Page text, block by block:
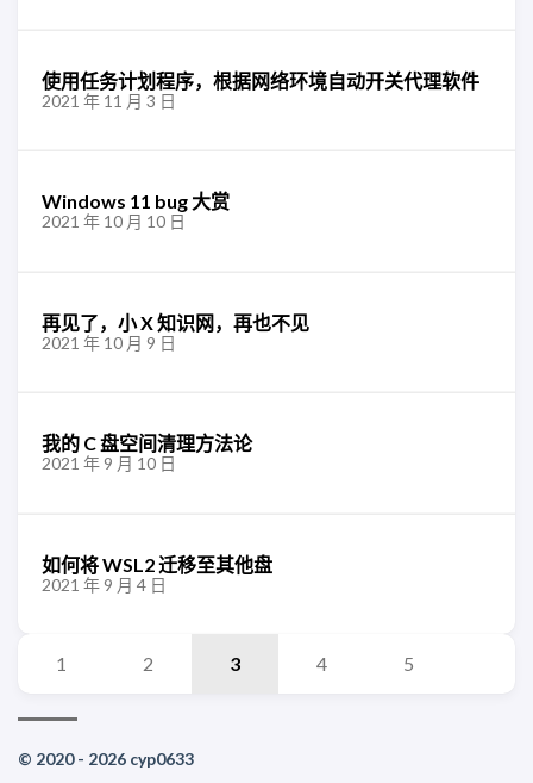
使用任务计划程序，根据网络环境自动开关代理软件
2021 年 11 月 3 日
Windows 11 bug 大赏
2021 年 10 月 10 日
再见了，小 X 知识网，再也不见
2021 年 10 月 9 日
我的 C 盘空间清理方法论
2021 年 9 月 10 日
如何将 WSL2 迁移至其他盘
2021 年 9 月 4 日
1 2 3 4 5
© 2020 - 2026 cyp0633